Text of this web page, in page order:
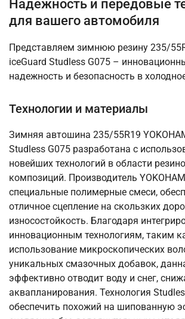
Надежность и передовые
для вашего автомобиля
Представляем зимнюю резину 235/
iceGuard Studless G075 –
надежность и безопасность в
Технологии и материалы
Зимняя автошина 235/55R19
Studless G075 разработана с
новейших технологий в области
композиций. Производитель
специальные полимерные смеси,
отличное сцепление на скользких
износостойкость. Благодаря
инновационным технологиям, таким
использование микроскопических
уникальных смазочных добавок,
эффективно отводит воду и снег,
аквапланирования. Технология
обеспечить похожий на шипованную